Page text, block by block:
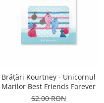
Brățări Kourtney - Unicornul
Marilor Best Friends Forever
62,00 RON